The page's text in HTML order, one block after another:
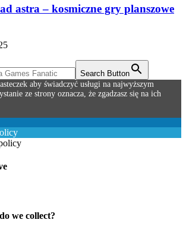
astra – kosmiczne gry planszowe
Search Button
aby świadczyć usługi na najwyższym
ze strony oznacza, że zgadzasz się na ich
we collect?